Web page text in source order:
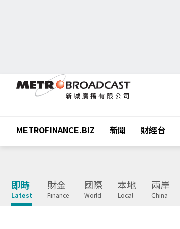
METROFINANCE.BIZ 新聞 財經台
即時
Latest
財金
Finance
國際
World
本地
Local
兩岸
China